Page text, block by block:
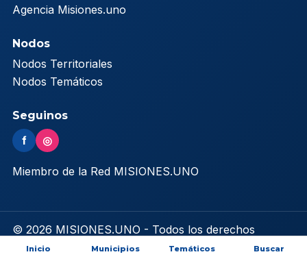
Agencia Misiones.uno
Nodos
Nodos Territoriales
Nodos Temáticos
Seguinos
f ◎
Miembro de la Red MISIONES.UNO
© 2026 MISIONES.UNO - Todos los derechos
reservados
Inicio Municipios Temáticos Buscar